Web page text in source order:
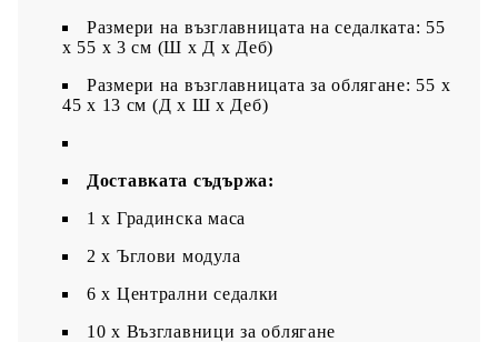
Размери на възглавницата на седалката: 55
x 55 x 3 см (Ш x Д x Деб)
Размери на възглавницата за облягане: 55 x
45 x 13 см (Д х Ш x Деб)
Доставката съдържа:
1 х Градинска маса
2 x Ъглови модула
6 x Централни седалки
10 x Възглавници за облягане